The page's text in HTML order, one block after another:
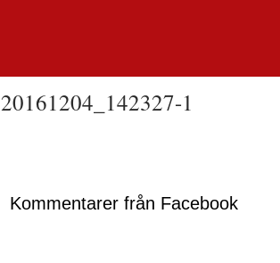
20161204_142327-1
Kommentarer från Facebook